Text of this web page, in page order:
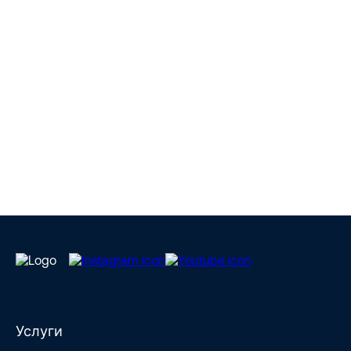
Услуги